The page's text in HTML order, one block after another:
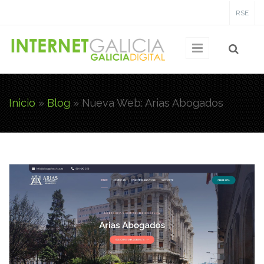
RSE
Usted está aquí
Inicio » Blog » Nueva Web: Arias Abogados